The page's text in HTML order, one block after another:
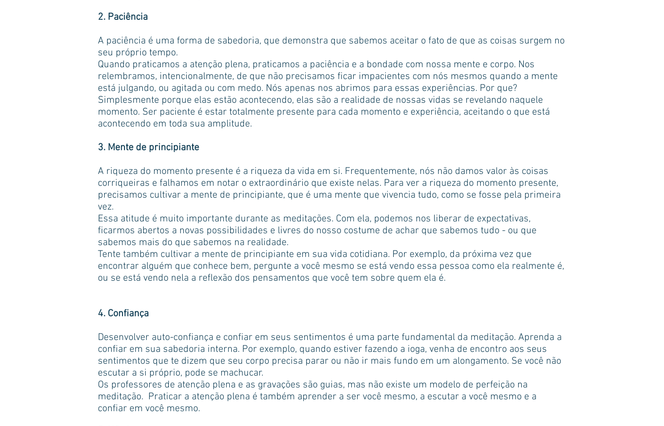
2. Paciência
A paciência é uma forma de sabedoria, que demonstra que sabemos aceitar o fato de que as coisas surgem no
seu próprio tempo.
Quando praticamos a atenção plena, praticamos a paciência e a bondade com nossa mente e corpo. Nos
relembramos, intencionalmente, de que não precisamos ficar impacientes com nós mesmos quando a mente
está julgando, ou agitada ou com medo. Nós apenas nos abrimos para essas experiências. Por que?
Simplesmente porque elas estão acontecendo, elas são a realidade de nossas vidas se revelando naquele
momento. Ser paciente é estar totalmente presente para cada momento e experiência, aceitando o que está
acontecendo em toda sua amplitude.
3. Mente de principiante
A riqueza do momento presente é a riqueza da vida em si. Frequentemente, nós não damos valor às coisas
corriqueiras e falhamos em notar o extraordinário que existe nelas. Para ver a riqueza do momento presente,
precisamos cultivar a mente de principiante, que é uma mente que vivencia tudo, como se fosse pela primeira
vez.
Essa atitude é muito importante durante as meditações. Com ela, podemos nos liberar de expectativas,
ficarmos abertos a novas possibilidades e livres do nosso costume de achar que sabemos tudo - ou que
sabemos mais do que sabemos na realidade.
Tente também cultivar a mente de principiante em sua vida cotidiana. Por exemplo, da próxima vez que
encontrar alguém que conhece bem, pergunte a você mesmo se está vendo essa pessoa como ela realmente é,
ou se está vendo nela a reflexão dos pensamentos que você tem sobre quem ela é.
4. Confiança
Desenvolver auto-confiança e confiar em seus sentimentos é uma parte fundamental da meditação. Aprenda a
confiar em sua sabedoria interna. Por exemplo, quando estiver fazendo a ioga, venha de encontro aos seus
sentimentos que te dizem que seu corpo precisa parar ou não ir mais fundo em um alongamento. Se você não
escutar a si próprio, pode se machucar.
Os professores de atenção plena e as gravações são guias, mas não existe um modelo de perfeição na
meditação. Praticar a atenção plena é também aprender a ser você mesmo, a escutar a você mesmo e a
confiar em você mesmo.